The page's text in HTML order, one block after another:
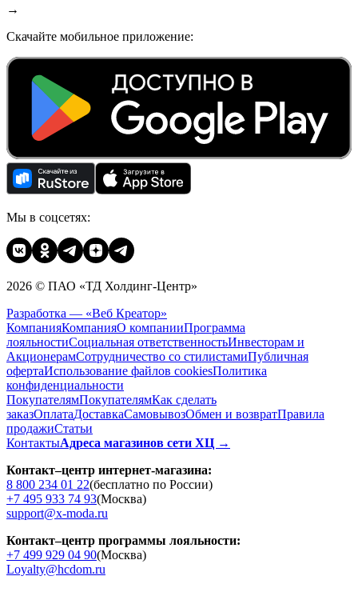
→
Скачайте мобильное приложение:
Мы в соцсетях:
2026 © ПАО «ТД Холдинг-Центр»
Разработка — «Веб Креатор»
КомпанияКомпанияО компанииПрограмма
лояльностиСоциальная ответственностьИнвесторам и
АкционерамСотрудничество со стилистамиПубличная
офертаИспользование файлов cookiesПолитика
конфиденциальности
ПокупателямПокупателямКак сделать
заказОплатаДоставкаCамовывозОбмен и возвратПравила
продажиСтатьи
КонтактыАдреса магазинов сети ХЦ →
Контакт–центр интернет-магазина:
8 800 234 01 22(бесплатно по России)
+7 495 933 74 93(Москва)
support@x-moda.ru
Контакт–центр программы лояльности:
+7 499 929 04 90(Москва)
Loyalty@hcdom.ru